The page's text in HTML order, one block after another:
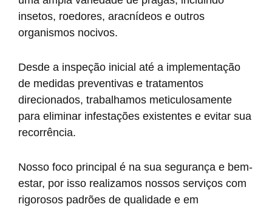
insetos, roedores, aracnídeos e outros
organismos nocivos.
Desde a inspeção inicial até a implementação
de medidas preventivas e tratamentos
direcionados, trabalhamos meticulosamente
para eliminar infestações existentes e evitar sua
recorrência.
Nosso foco principal é na sua segurança e bem-
estar, por isso realizamos nossos serviços com
rigorosos padrões de qualidade e em